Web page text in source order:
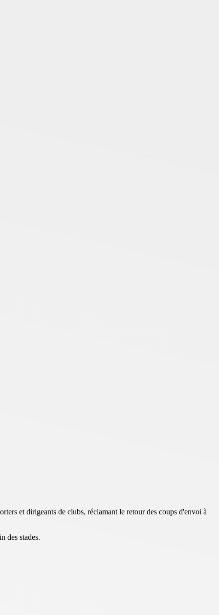
et dirigeants de clubs, réclamant le retour des coups d'envoi à
des stades.